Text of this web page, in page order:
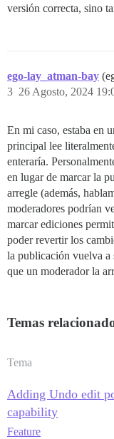
versión correcta, sino
ego-lay_atman-bay
26 Agosto, 2024
3
En mi caso, estaba en
principal lee
enteraría.
en lugar de marcar la
arregle (además,
moderadores podrían
marcar ediciones
poder revertir los
la publicación vuelva a
que un moderador la
Temas
Tema
Adding Undo edit
capability
Feature